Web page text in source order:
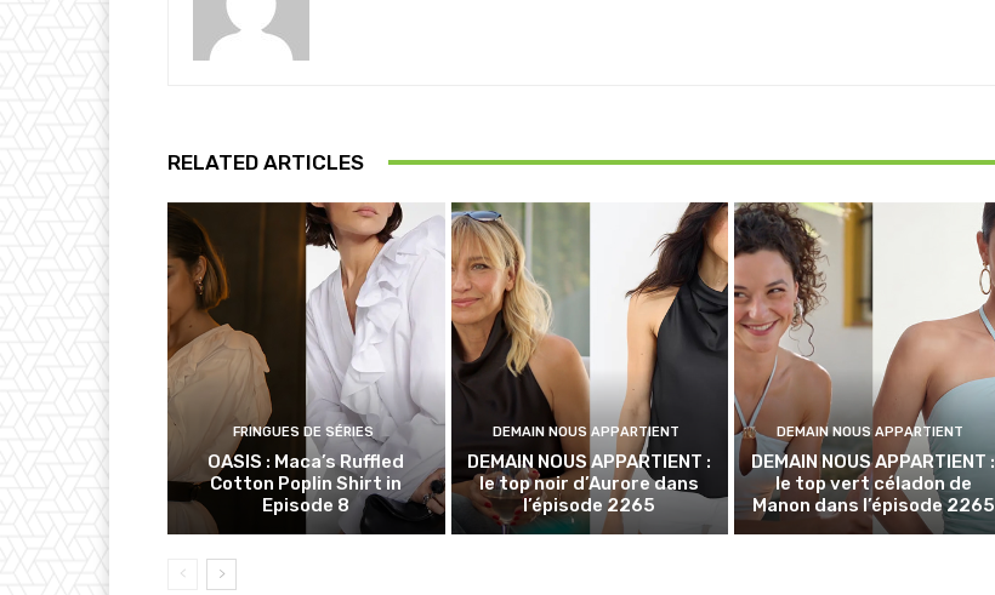
RELATED ARTICLES
FRINGUES DE SÉRIES
OASIS : Maca’s Ruffled
Cotton Poplin Shirt in
Episode 8
DEMAIN NOUS APPARTIENT
DEMAIN NOUS APPARTIENT :
le top noir d’Aurore dans
l’épisode 2265
DEMAIN NOUS APPARTIENT
DEMAIN NOUS APPARTIENT :
le top vert céladon de
Manon dans l’épisode 2265